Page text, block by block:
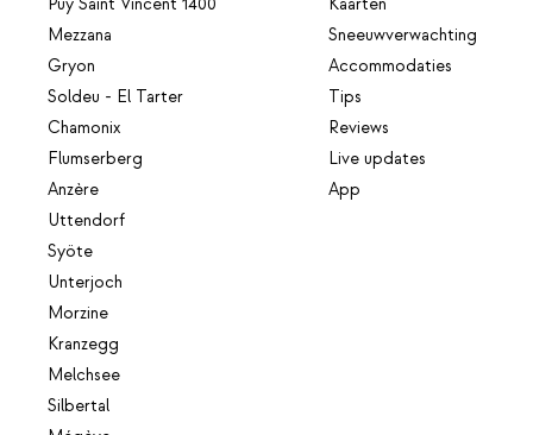
Puy Saint Vincent 1400
Mezzana
Gryon
Soldeu - El Tarter
Chamonix
Flumserberg
Anzère
Uttendorf
Syöte
Unterjoch
Morzine
Kranzegg
Melchsee
Silbertal
Kaarten
Sneeuwverwachting
Accommodaties
Tips
Reviews
Live updates
App